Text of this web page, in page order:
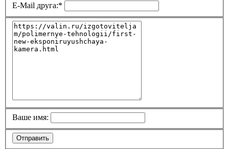
E-Mail друга:*
Ваше имя:
Отправить